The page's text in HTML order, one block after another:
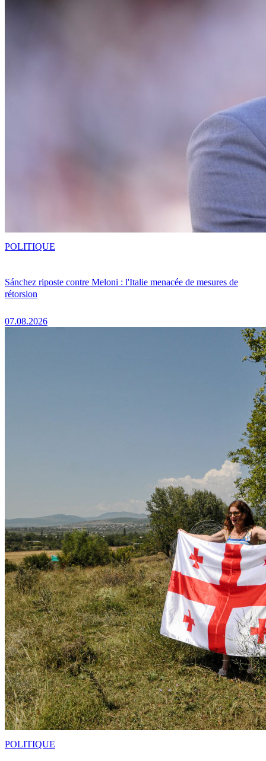
Sánchez riposte contre Meloni : l'Italie menacée de mesures de
rétorsion
07.08.2026
POLITIQUE
POLITIQUE